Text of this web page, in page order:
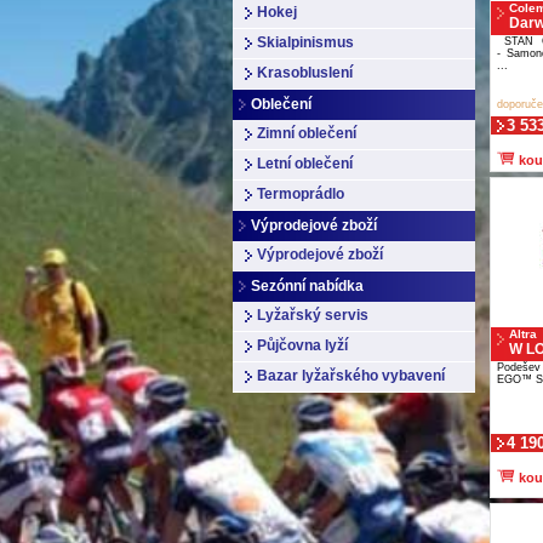
Hokej
Skialpinismus
Krasobluslení
Oblečení
Zimní oblečení
Letní oblečení
Termoprádlo
Výprodejové zboží
Výprodejové zboží
Sezónní nabídka
Lyžařský servis
Půjčovna lyží
Bazar lyžařského vybavení
STAN
-
3
Altra
W
EGO™
4